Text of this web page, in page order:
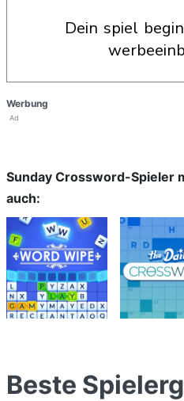
dein spiel beginnt nach dieser
Werbung
Ad
Sunday Crossword-Spieler
auch:
Beste